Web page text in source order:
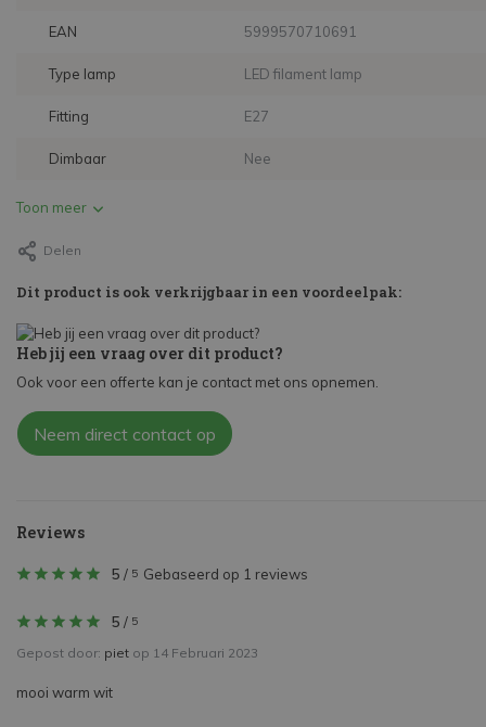
EAN 5999570710691
Type lamp LED filament lamp
Fitting E27
Dimbaar Nee
Toon meer
Delen
Dit product is ook verkrijgbaar in een voordeelpak:
Heb jij een vraag over dit product?
Ook voor een offerte kan je contact met ons opnemen.
Neem direct contact op
Reviews
5 / 5 Gebaseerd op 1 reviews
5 / 5
Gepost door: piet op 14 Februari 2023
mooi warm wit